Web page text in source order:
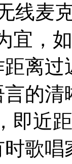
线麦
宜，
离过
的
即近
歌